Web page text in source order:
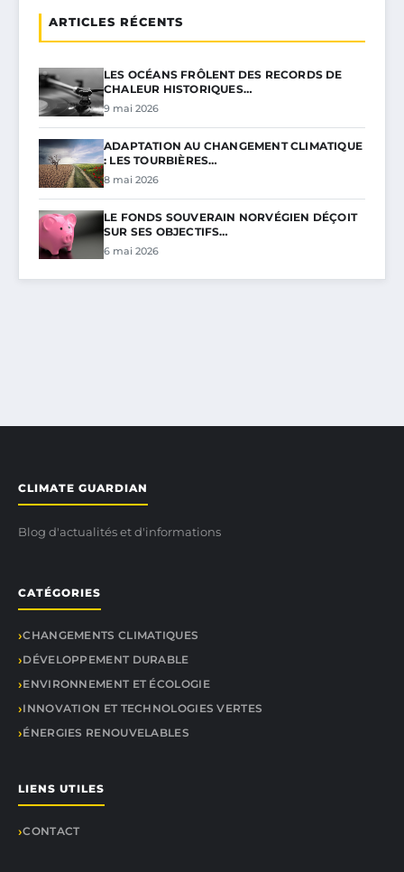
ARTICLES RÉCENTS
LES OCÉANS FRÔLENT DES RECORDS DE
CHALEUR HISTORIQUES…
9 mai 2026
ADAPTATION AU CHANGEMENT CLIMATIQUE
: LES TOURBIÈRES…
8 mai 2026
LE FONDS SOUVERAIN NORVÉGIEN DÉÇOIT
SUR SES OBJECTIFS…
6 mai 2026
CLIMATE GUARDIAN
Blog d'actualités et d'informations
CATÉGORIES
CHANGEMENTS CLIMATIQUES
DÉVELOPPEMENT DURABLE
ENVIRONNEMENT ET ÉCOLOGIE
INNOVATION ET TECHNOLOGIES VERTES
ÉNERGIES RENOUVELABLES
LIENS UTILES
CONTACT